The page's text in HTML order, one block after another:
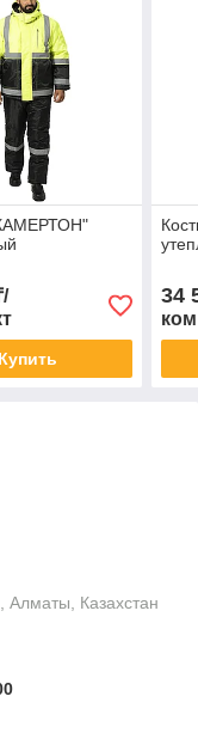
Купить
34
Алматы, Казахстан